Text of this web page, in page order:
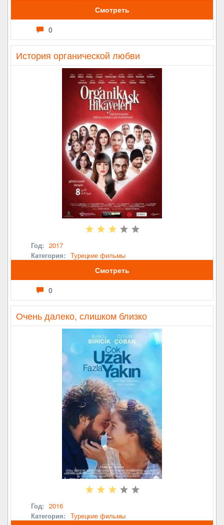
Смотреть
0
История органической любви
Год: 2017
Категория: Турецкие фильмы
Смотреть
0
Очень далеко, слишком близко
Год: 2016
Категория: Турецкие фильмы